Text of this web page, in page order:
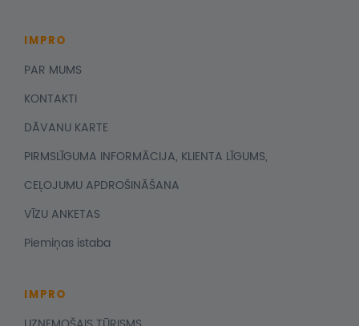
IMPRO
PAR MUMS
KONTAKTI
DĀVANU KARTE
PIRMSLĪGUMA INFORMĀCIJA, KLIENTA LĪGUMS,
CEĻOJUMU APDROŠINĀŠANA
VĪZU ANKETAS
Piemiņas istaba
IMPRO